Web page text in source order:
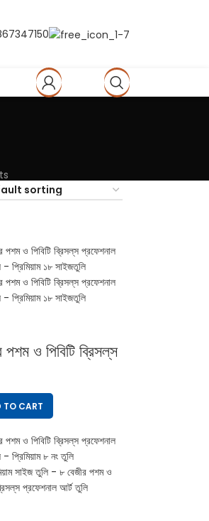
পশম ও পিবিটি ব্রিসল্‌স
১৮ সাইজতুলি
TO CART